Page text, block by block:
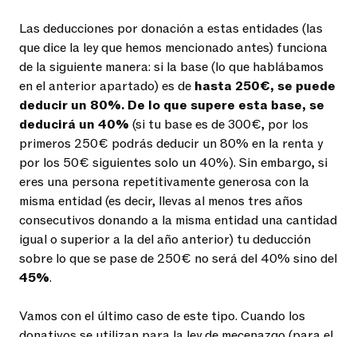
Las deducciones por donación a estas entidades (las
que dice la ley que hemos mencionado antes) funciona
de la siguiente manera: si la base (lo que hablábamos
en el anterior apartado) es de hasta 250€, se puede
deducir un 80%. De lo que supere esta base, se
deducirá un 40% (si tu base es de 300€, por los
primeros 250€ podrás deducir un 80% en la renta y
por los 50€ siguientes solo un 40%). Sin embargo, si
eres una persona repetitivamente generosa con la
misma entidad (es decir, llevas al menos tres años
consecutivos donando a la misma entidad una cantidad
igual o superior a la del año anterior) tu deducción
sobre lo que se pase de 250€ no será del 40% sino del
45%.
Vamos con el último caso de este tipo. Cuando los